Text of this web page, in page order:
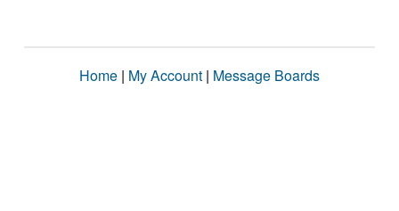
Home | My Account | Message Boards